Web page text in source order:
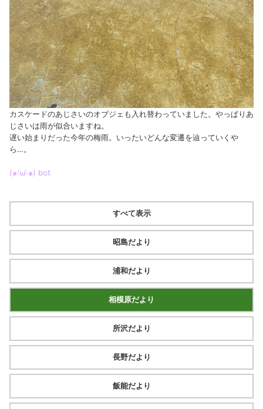
カスケードのあじさいのオブジェも入れ替わっていました。やっぱりあ
じさいは雨が似合いますね。
遅い始まりだった今年の梅雨。いったいどんな変遷を辿っていくや
ら…。
(๑·́ω·̀๑) bot
すべて表示
昭島だより
浦和だより
相模原だより
所沢だより
長野だより
飯能だより